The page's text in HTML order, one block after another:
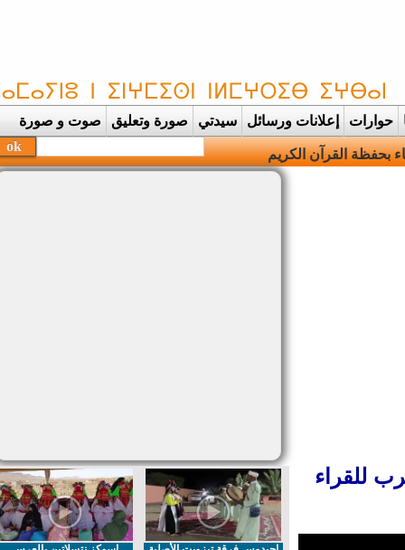
حوارات إعلانات ورسائل سيدتي صورة وتعليق صوت و صورة
القرآن الكريم
للقراء